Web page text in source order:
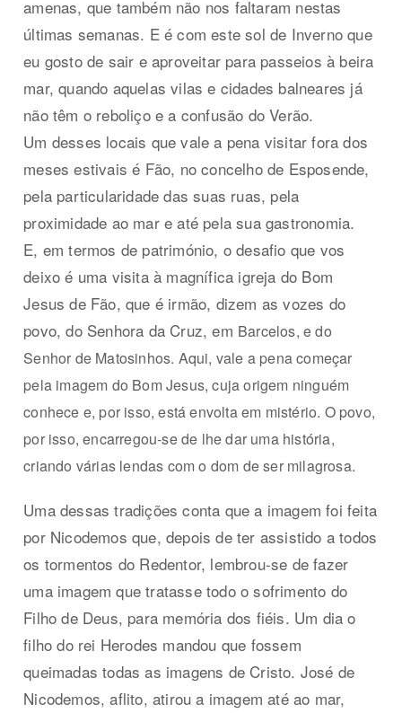
amenas, que também não nos faltaram nestas
últimas semanas. E é com este sol de Inverno que
eu gosto de sair e aproveitar para passeios à beira
mar, quando aquelas vilas e cidades balneares já
não têm o reboliço e a confusão do Verão.
Um desses locais que vale a pena visitar fora dos
meses estivais é Fão, no concelho de Esposende,
pela particularidade das suas ruas, pela
proximidade ao mar e até pela sua gastronomia.
E, em termos de património, o desafio que vos
deixo é uma visita à magnífica igreja do Bom
Jesus de Fão, que é irmão, dizem as vozes do
povo, do Senhora da Cruz, em Barcelos, e do
Senhor de Matosinhos. Aqui, vale a pena começar
pela imagem do Bom Jesus, cuja origem ninguém
conhece e, por isso, está envolta em mistério. O povo,
por isso, encarregou-se de lhe dar uma história,
criando várias lendas com o dom de ser milagrosa.
Uma dessas tradições conta que a imagem foi feita
por Nicodemos que, depois de ter assistido a todos
os tormentos do Redentor, lembrou-se de fazer
uma imagem que tratasse todo o sofrimento do
Filho de Deus, para memória dos fiéis. Um dia o
filho do rei Herodes mandou que fossem
queimadas todas as imagens de Cristo. José de
Nicodemos, aflito, atirou a imagem até ao mar,